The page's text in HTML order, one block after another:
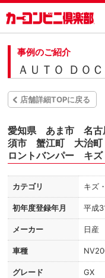
事例のご紹介
ＡＵＴＯ ＤＯ
店舗詳細TOPに戻る
愛知県 あま市 名
須市 蟹江町 大治
ロントバンパー キ
カテゴリ キズ
初年度登録年月 平成
メーカー 日産
車種
グレード GX